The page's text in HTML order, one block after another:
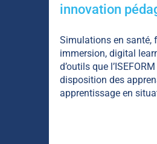
innovation
Simulations en santé,
immersion, digital
d’outils que
disposition des
apprentissage en